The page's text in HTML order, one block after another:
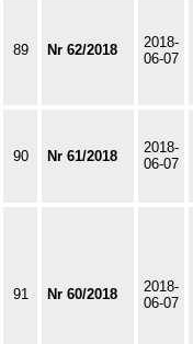
89 Nr 62/2018
2018-
06-07
90 Nr 61/2018
2018-
06-07
91 Nr 60/2018
2018-
06-07